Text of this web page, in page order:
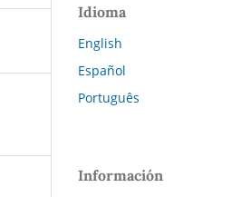
Idioma
English
Español
Português
Información